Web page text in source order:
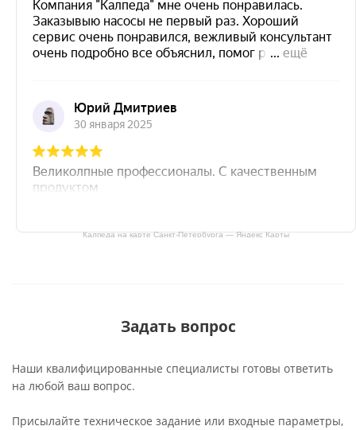
Калпеда на карте Санкт‑Петербурга — Яндекс Карты
Задать вопрос
Наши квалифицированные специалисты готовы ответить
на любой ваш вопрос.
Присылайте техническое задание или входные параметры,